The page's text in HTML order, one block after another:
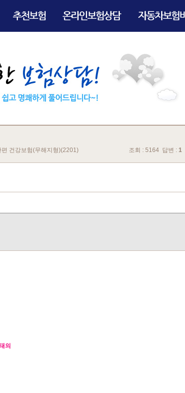
건강보험(무해지형)(2201) 조회 : 5164 답변 : 1
의